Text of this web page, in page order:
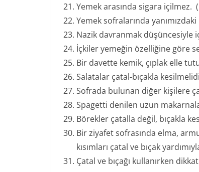
Yemek arasında sigara içilmez.
Yemek sofralarında
Nazik davranmak düşüncesiyle
İçkiler yemeğin özelliğine göre
Bir davette kemik, çıplak elle
Salatalar çatal-bıçakla
Sofrada bulunan diğer kişilere
Spagetti denilen uzun
Börekler çatalla değil, bıçakla
Bir ziyafet sofrasında elma,
kısımları çatal ve bıçak
Çatal ve bıçağı kullanırken